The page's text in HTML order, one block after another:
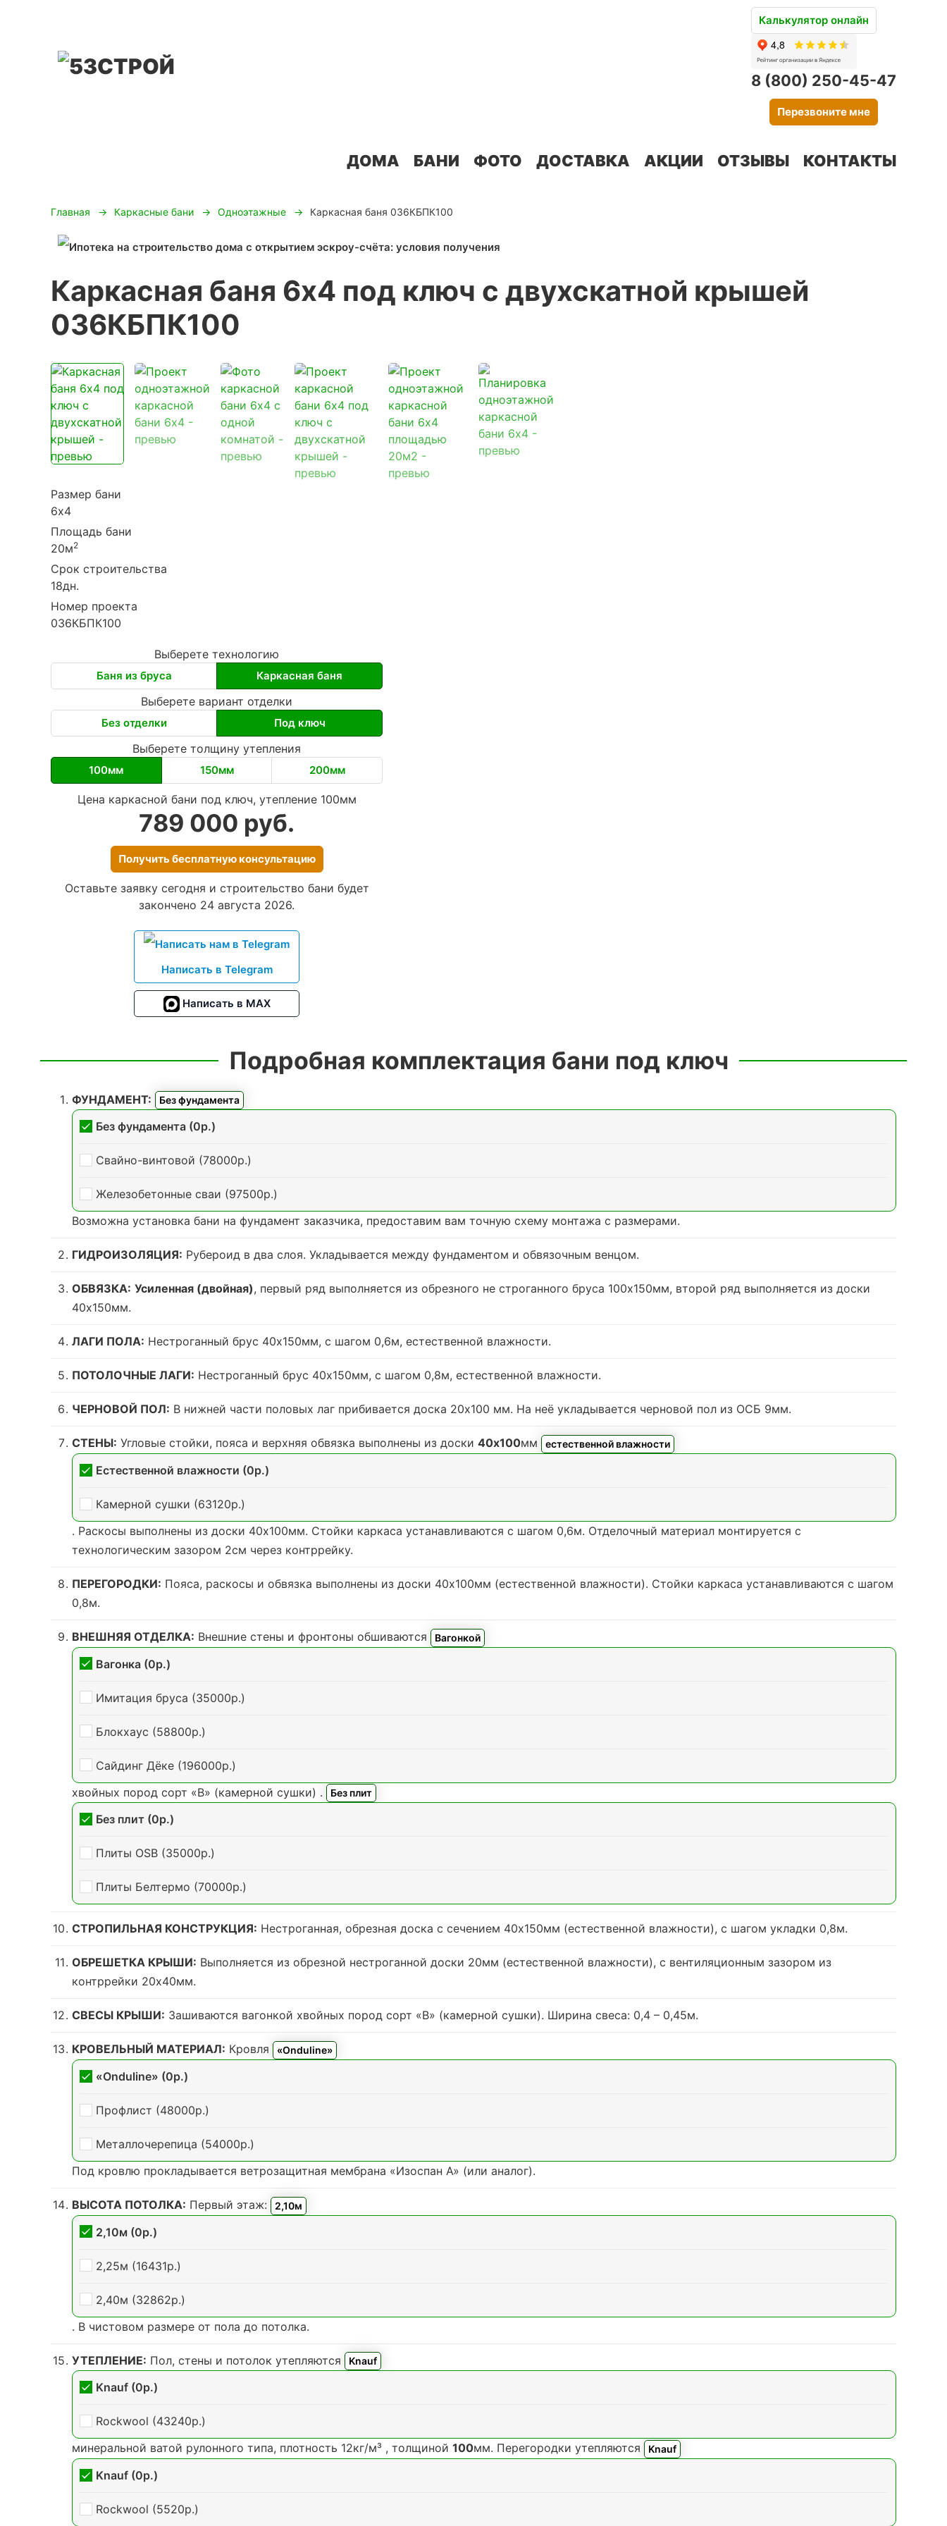
Калькулятор онлайн
8 (800) 250-45-47
Перезвоните мне
ДОМА БАНИ ФОТО ДОСТАВКА АКЦИИ ОТЗЫВЫ КОНТАКТЫ
Главная Каркасные бани Одноэтажные Каркасная баня 036КБПК100
Каркасная баня 6х4 под ключ с двухскатной крышей
036КБПК100
Размер бани
6х4
Площадь бани
20м2
Срок строительства
18дн.
Номер проекта
036КБПК100
Выберете технологию
Баня из бруса Каркасная баня
Выберете вариант отделки
Без отделки Под ключ
Выберете толщину утепления
100мм 150мм 200мм
Цена каркасной бани под ключ, утепление 100мм
789 000 руб.
Получить бесплатную консультацию
Оставьте заявку сегодня и строительство бани будет
закончено 24 августа 2026.
Написать в Telegram
Написать в MAX
Подробная комплектация бани под ключ
ФУНДАМЕНТ: Без фундамента
Без фундамента (0р.)
Свайно-винтовой (78000р.)
Железобетонные сваи (97500р.)
Возможна установка бани на фундамент заказчика, предоставим вам точную схему монтажа с размерами.
ГИДРОИЗОЛЯЦИЯ: Рубероид в два слоя. Укладывается между фундаментом и обвязочным венцом.
ОБВЯЗКА: Усиленная (двойная), первый ряд выполняется из обрезного не строганного бруса 100х150мм, второй ряд выполняется из доски
40х150мм.
ЛАГИ ПОЛА: Нестроганный брус 40х150мм, с шагом 0,6м, естественной влажности.
ПОТОЛОЧНЫЕ ЛАГИ: Нестроганный брус 40х150мм, с шагом 0,8м, естественной влажности.
ЧЕРНОВОЙ ПОЛ: В нижней части половых лаг прибивается доска 20х100 мм. На неё укладывается черновой пол из ОСБ 9мм.
СТЕНЫ: Угловые стойки, пояса и верхняя обвязка выполнены из доски 40х100мм естественной влажности
Естественной влажности (0р.)
Камерной сушки (63120р.)
. Раскосы выполнены из доски 40х100мм. Стойки каркаса устанавливаются с шагом 0,6м. Отделочный материал монтируется с
технологическим зазором 2см через контррейку.
ПЕРЕГОРОДКИ: Пояса, раскосы и обвязка выполнены из доски 40х100мм (естественной влажности). Стойки каркаса устанавливаются с шагом
0,8м.
ВНЕШНЯЯ ОТДЕЛКА: Внешние стены и фронтоны обшиваются Вагонкой
Вагонка (0р.)
Имитация бруса (35000р.)
Блокхаус (58800р.)
Сайдинг Дёке (196000р.)
хвойных пород сорт «В» (камерной сушки) . Без плит
Без плит (0р.)
Плиты OSB (35000р.)
Плиты Белтермо (70000р.)
СТРОПИЛЬНАЯ КОНСТРУКЦИЯ: Нестроганная, обрезная доска с сечением 40х150мм (естественной влажности), с шагом укладки 0,8м.
ОБРЕШЕТКА КРЫШИ: Выполняется из обрезной нестроганной доски 20мм (естественной влажности), с вентиляционным зазором из
контррейки 20х40мм.
СВЕСЫ КРЫШИ: Зашиваются вагонкой хвойных пород сорт «В» (камерной сушки). Ширина свеса: 0,4 – 0,45м.
КРОВЕЛЬНЫЙ МАТЕРИАЛ: Кровля «Onduline»
«Onduline» (0р.)
Профлист (48000р.)
Металлочерепица (54000р.)
Под кровлю прокладывается ветрозащитная мембрана «Изоспан А» (или аналог).
ВЫСОТА ПОТОЛКА: Первый этаж: 2,10м
2,10м (0р.)
2,25м (16431р.)
2,40м (32862р.)
. В чистовом размере от пола до потолка.
УТЕПЛЕНИЕ: Пол, стены и потолок утепляются Knauf
Knauf (0р.)
Rockwool (43240р.)
минеральной ватой рулонного типа, плотность 12кг/м³ , толщиной 100мм. Перегородки утепляются Knauf
Knauf (0р.)
Rockwool (5520р.)